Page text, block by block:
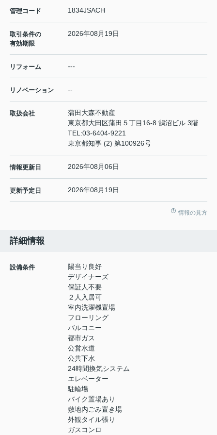
管理コード 1834JSACH
取引条件の
有効期限
2026年08月19日
リフォーム ---
リノベーション --
取扱会社
蒲田大森不動産
東京都大田区蒲田５丁目16-8 鵠沼ビル 3階
TEL:03-6404-9221
東京都知事 (2) 第100926号
情報更新日 2026年08月06日
更新予定日 2026年08月19日
情報の見方
詳細情報
設備条件
陽当り良好
デザイナーズ
保証人不要
２人入居可
室内洗濯機置場
フローリング
バルコニー
都市ガス
公営水道
公共下水
24時間換気システム
エレベーター
駐輪場
バイク置場あり
敷地内ごみ置き場
外観タイル張り
ガスコンロ